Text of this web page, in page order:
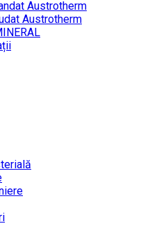
Austrotherm
Austrotherm